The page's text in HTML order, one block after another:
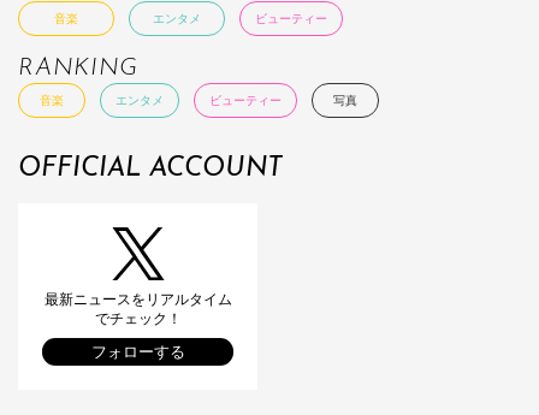
音楽 エンタメ ビューティー
RANKING
音楽 エンタメ ビューティー 写真
OFFICIAL ACCOUNT
最新ニュースをリアルタイム
でチェック！
フォローする